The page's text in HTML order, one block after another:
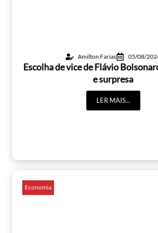
Amilton Farias 05/08/
Escolha de vice de Flávio
e surpresa
LER MAIS...
Economia